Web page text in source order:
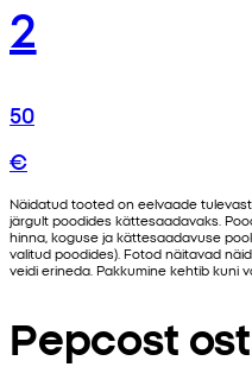
2
50
€
Näidatud tooted on eelvaade
järgult poodides kättesaadavaks.
hinna, koguse ja kättesaadavuse
valitud poodides). Fotod näitavad
veidi erineda. Pakkumine kehtib kuni
Pepcost